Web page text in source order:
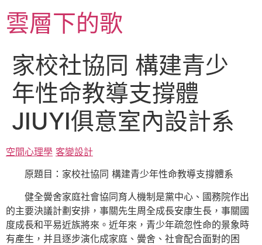
至雲層下的歌
家校社協同 構建青少
年性命教導支撐體
JIUYI俱意室內設計系
空間心理學 客變設計
原題目：家校社協同 構建青少年性命教導支撐體系
健全黌舍家庭社會協同育人機制是黨中心、國務院作出
的主要決議計劃安排，事關先生周全成長安康生長，事關國
度成長和平易近族將來。近年來，青少年疏忽性命的景象時
有產生，并且逐步演化成家庭、黌舍、社會配合面對的困